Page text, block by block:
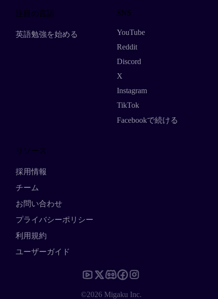
注目の言語
英語勉強を始める
SNS
YouTube
Reddit
Discord
X
Instagram
TikTok
Facebookで続ける
リソース
採用情報
チーム
お問い合わせ
プライバシーポリシー
利用規約
ユーザーガイド
©2026 Migaku Inc.